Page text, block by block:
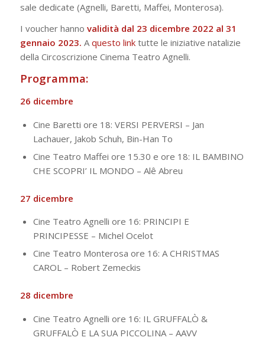
sale dedicate (Agnelli, Baretti, Maffei, Monterosa).
I voucher hanno validità dal 23 dicembre 2022 al 31
gennaio 2023. Aquesto linktutte le iniziative natalizie
della Circoscrizione Cinema Teatro Agnelli.
Programma:
26 dicembre
Cine Baretti ore 18: VERSI PERVERSI – Jan
Lachauer, Jakob Schuh, Bin-Han To
Cine Teatro Maffei ore 15.30 e ore 18: IL BAMBINO
CHE SCOPRI’ IL MONDO – Alê Abreu
27 dicembre
Cine Teatro Agnelli ore 16: PRINCIPI E
PRINCIPESSE – Michel Ocelot
Cine Teatro Monterosa ore 16: A CHRISTMAS
CAROL – Robert Zemeckis
28 dicembre
Cine Teatro Agnelli ore 16: IL GRUFFALÒ &
GRUFFALÒ E LA SUA PICCOLINA – AAVV